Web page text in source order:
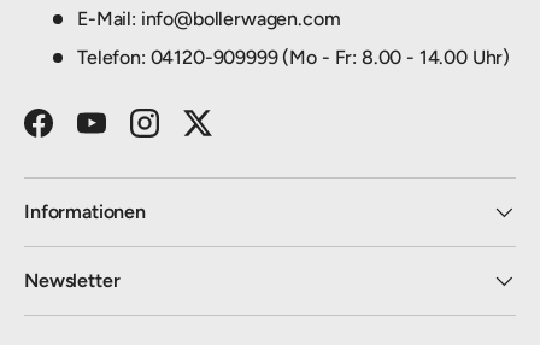
E-Mail: info@bollerwagen.com
Telefon: 04120-909999 (Mo - Fr: 8.00 - 14.00 Uhr)
FacebookYouTubeInstagramTwitter
Informationen
Newsletter